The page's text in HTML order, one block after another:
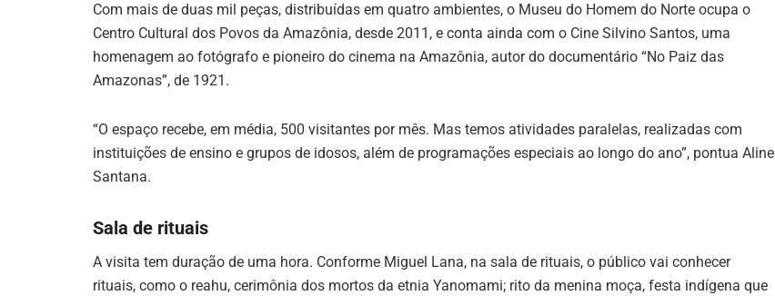
Com mais de duas mil peças, distribuídas em quatro ambientes, o Museu do Homem do Norte ocupa o
Centro Cultural dos Povos da Amazônia, desde 2011, e conta ainda com o Cine Silvino Santos, uma
homenagem ao fotógrafo e pioneiro do cinema na Amazônia, autor do documentário “No Paiz das
Amazonas”, de 1921.
“O espaço recebe, em média, 500 visitantes por mês. Mas temos atividades paralelas, realizadas com
instituições de ensino e grupos de idosos, além de programações especiais ao longo do ano”, pontua Aline
Santana.
Sala de rituais
A visita tem duração de uma hora. Conforme Miguel Lana, na sala de rituais, o público vai conhecer
rituais, como o reahu, cerimônia dos mortos da etnia Yanomami; rito da menina moça, festa indígena que